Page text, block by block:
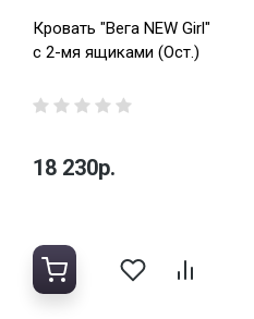
Кровать "Вега NEW Girl"
с 2-мя ящиками (Ост.)
18 230р.